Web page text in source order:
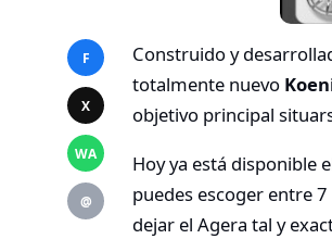
F
X
WA
@
Construido y
totalmente nuevo
objetivo principal
Hoy ya está disponible
puedes escoger entre
dejar el Agera tal y